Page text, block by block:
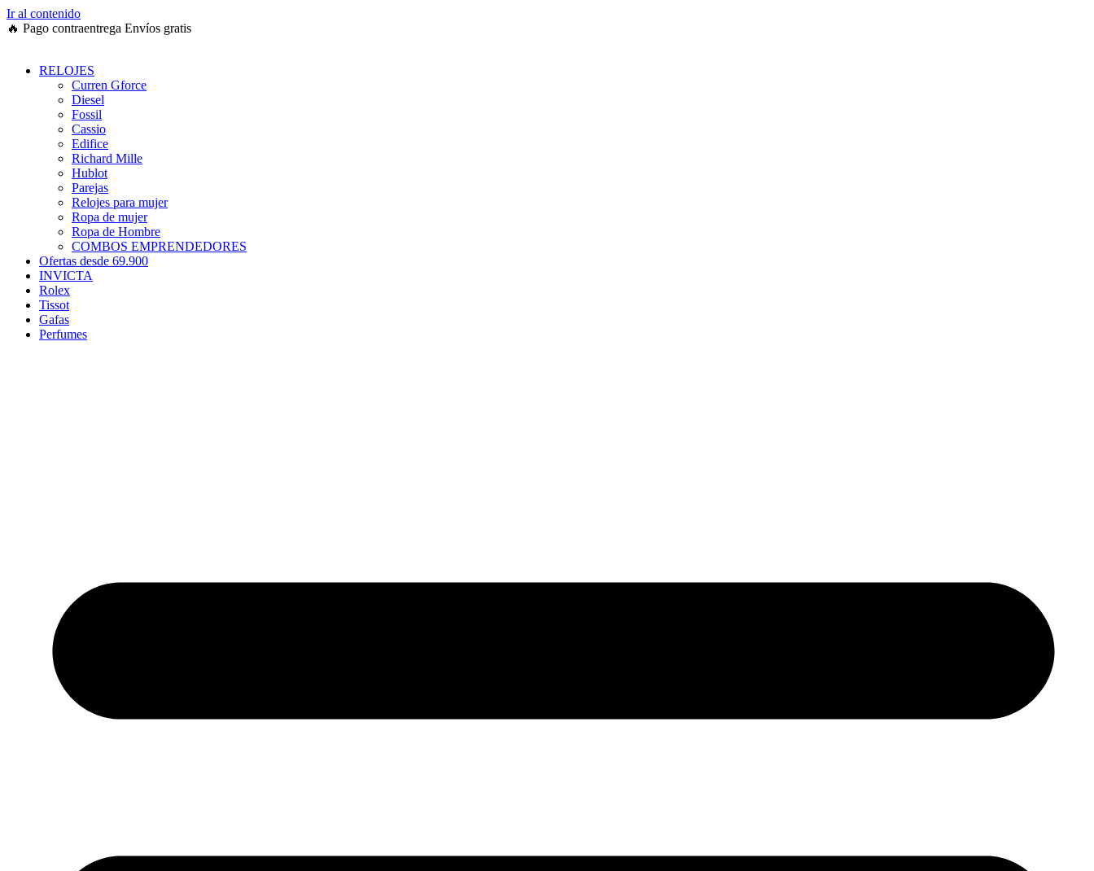
Ir al contenido
🔥 Pago contraentrega Envíos gratis
RELOJES
Curren Gforce
Diesel
Fossil
Cassio
Edifice
Richard Mille
Hublot
Parejas
Relojes para mujer
Ropa de mujer
Ropa de Hombre
COMBOS EMPRENDEDORES
Ofertas desde 69.900
INVICTA
Rolex
Tissot
Gafas
Perfumes